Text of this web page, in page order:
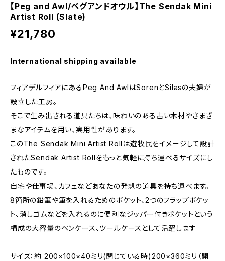
【Peg and Awl/ペグアンドオウル】The Sendak Mini
Artist Roll (Slate)
¥21,780
International shipping available
フィアデルフィアにあるPeg And AwlはSorenとSilasの夫婦が
設立した工房。
そこで生み出される道具たちは、味わいのある古い木材やさまざ
まなアイテムを用い、実用性があります。
このThe Sendak Mini Artist Rollは遊牧民をイメージして設計
されたSendak Artist Rollをもっと気軽に持ち運べるサイズにし
たものです。
自宅や仕事場、カフェなどあなたの発想の道具を持ち運べます。
8箇所の鉛筆や筆を入れるためのポケット、2つのフラップポケッ
ト、消しゴムなどを入れるのに便利なジッパー付きポケットという
構成の大容量のペンケース、ツールケースとして活躍します
サイズ：約 200×100×40ミリ(閉じている時)200×360ミリ（開